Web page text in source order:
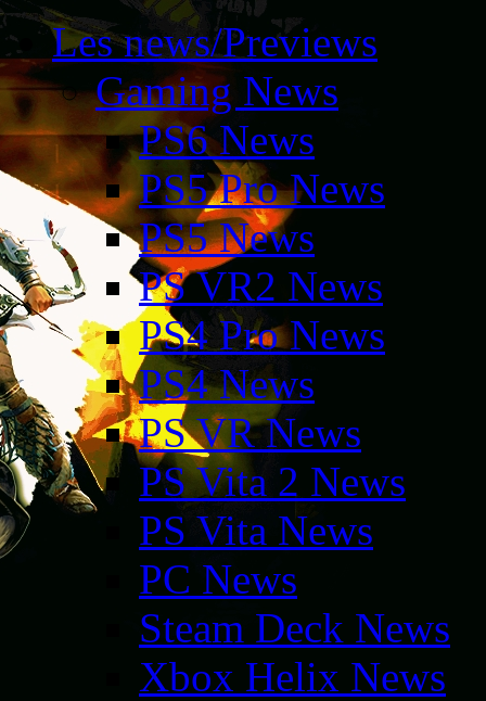
Les news/Previews
Gaming News
PS6 News
PS5 Pro News
PS5 News
PS VR2 News
PS4 Pro News
PS4 News
PS VR News
PS Vita 2 News
PS Vita News
PC News
Steam Deck News
Xbox Helix News